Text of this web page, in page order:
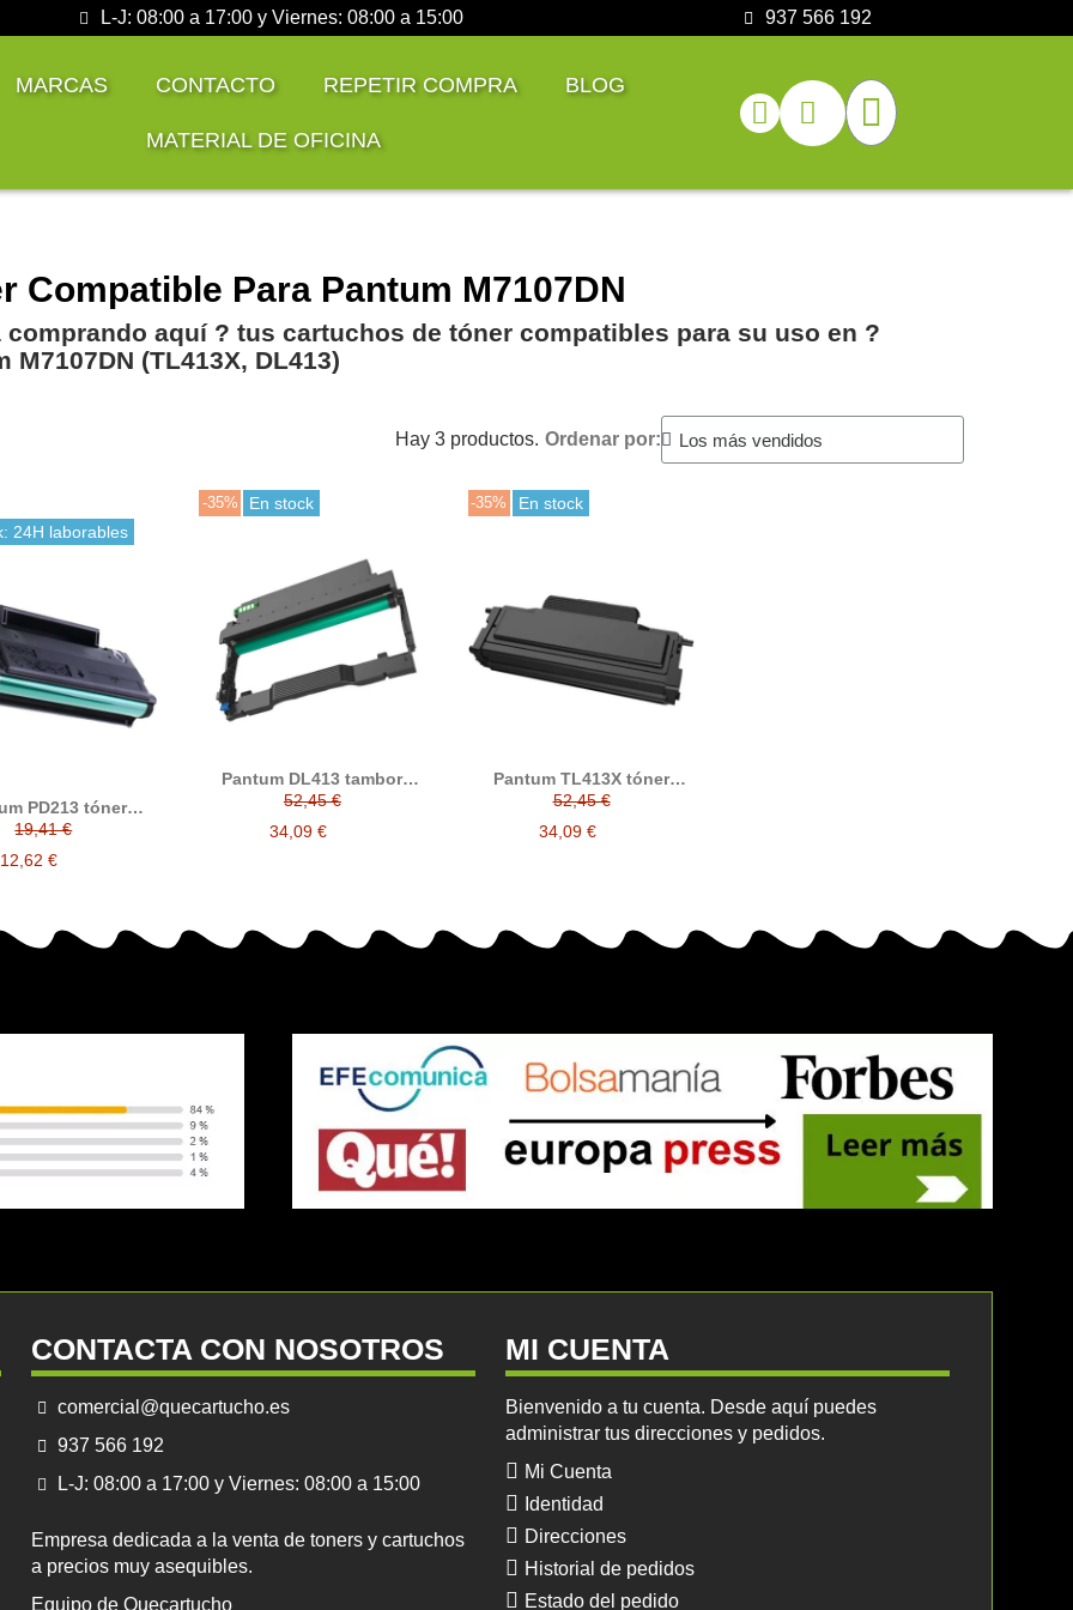
L-J: 08:00 a 17:00 y Viernes: 08:00 a 15:00 937 566 192
MARCAS CONTACTO REPETIR COMPRA BLOG
MATERIAL DE OFICINA
Compatible Para Pantum M7107DN
comprando aquí ? tus cartuchos de tóner compatibles para su uso en ?️
M7107DN (TL413X, DL413)
Hay 3 productos. Ordenar por:
24H laborables
PD213 tóner
19,41 €
12,62 €
-35% En stock
Pantum DL413 tambor
compatible
52,45 €
34,09 €
-35% En stock
Pantum TL413X tóner
compatible
52,45 €
34,09 €
CONTACTA CON NOSOTROS
comercial@quecartucho.es
937 566 192
L-J: 08:00 a 17:00 y Viernes: 08:00 a 15:00
Empresa dedicada a la venta de toners y cartuchos
a precios muy asequibles.
Equipo de Quecartucho
MI CUENTA
Bienvenido a tu cuenta. Desde aquí puedes
administrar tus direcciones y pedidos.
Mi Cuenta
Identidad
Direcciones
Historial de pedidos
Estado del pedido